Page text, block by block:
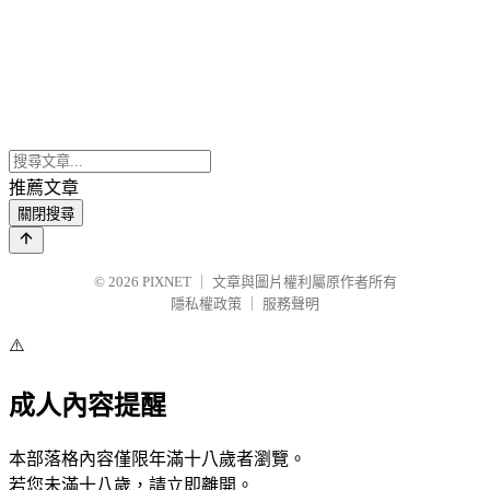
推薦文章
關閉搜尋
© 2026 PIXNET
文章與圖片權利屬原作者所有
隱私權政策
服務聲明
⚠️
成人內容提醒
本部落格內容僅限年滿十八歲者瀏覽。
若您未滿十八歲，請立即離開。